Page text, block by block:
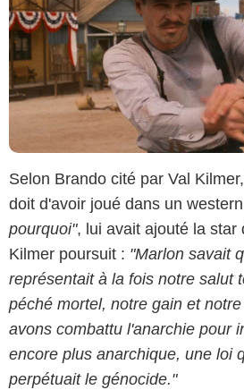
Selon Brando cité par Val
doit d'avoir joué dans un
pourquoi", lui avait ajouté la star
Kilmer poursuit : "Marlon savait
représentait à la fois notre salut
péché mortel, notre gain et
avons combattu l'anarchie pour
encore plus anarchique, une loi
perpétuait le génocide."